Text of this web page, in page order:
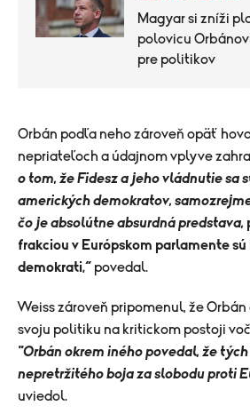
Magyar si zníži
polovicu
pre politikov
​Orbán podľa neho zároveň opäť
nepriateľoch a údajnom vplyve
o tom, že Fidesz a jeho vládnutie sa
amerických demokratov,
čo je absolútne absurdná predstava,
frakciou v Európskom parlamente sú
demokrati,“ povedal.
Weiss zároveň pripomenul, že
svoju politiku na kritickom postoji
"Orbán okrem iného povedal, že
nepretržitého boja za slobodu proti
uviedol.